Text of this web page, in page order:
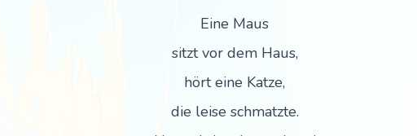
Eine Maus
sitzt vor dem Haus,
hört eine Katze,
die leise schmatzte.